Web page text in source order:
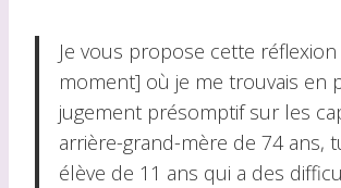
Je vous propose cette
moment] où je me trouvais en
jugement présomptif sur les
arrière-grand-mère de 74 ans,
élève de 11 ans qui a des